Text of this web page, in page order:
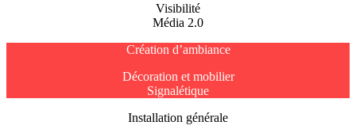
Visibilité
Média 2.0
Création d’ambiance
Décoration et mobilier
Signalétique
Installation générale